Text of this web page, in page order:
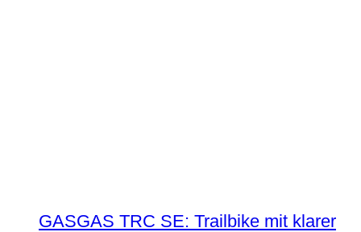
GASGAS TRC SE: Trailbike mit klarer